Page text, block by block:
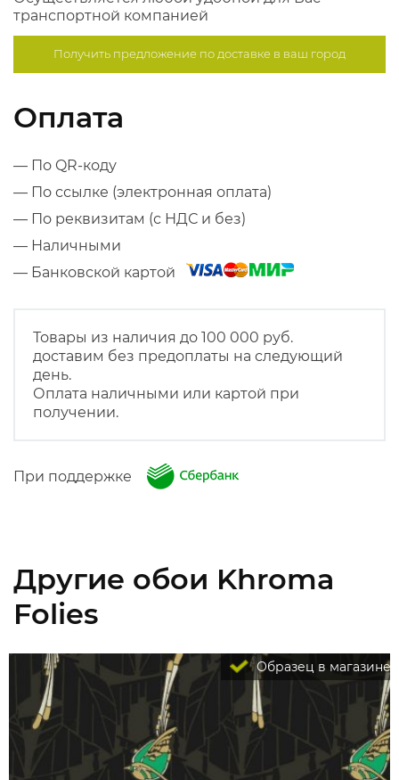
транспортной компанией
Получить предложение подоставке в ваш город
Оплата
— По QR-коду
— По ссылке (электронная оплата)
— По реквизитам (с НДС и без)
— Наличными
— Банковской картой
Товары из наличия до 100 000 руб.
доставим без предоплаты на следующий
день.
Оплата наличными или картой при
получении.
При поддержке
Другие обои Khroma
Folies
Образец в магазине